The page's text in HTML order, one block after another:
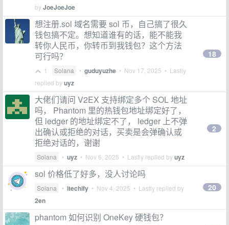
byJoeJoeJoe
想注册.sol 域名需要 sol 币，自己搞了很久
钱包搞不定。想知道谁有的话，能不能我
转你人民币，你转币到我钱包？这个方法
可行吗？
1 Solana • guduyuzhe • Nov 17, 2025 • Lastly
replied byuyz
18
大佬们请问 V2EX 支持绑定多个 SOL 地址
吗， Phantom 里的热钱包地址绑定好了，
但 ledger 的地址绑定不了， ledger 上不弹
出确认或拒绝的对话，买卖是会弹确认或
拒绝对话的，谢谢
Solana • uyz • Nov 6, 2025 • Lastly replied byuyz
2
sol 价格低了好多，没人讨论吗
Solana • itechify • Nov 4, 2025 • Lastly replied by
2en
20
phantom 如何识别 OneKey 硬钱包？